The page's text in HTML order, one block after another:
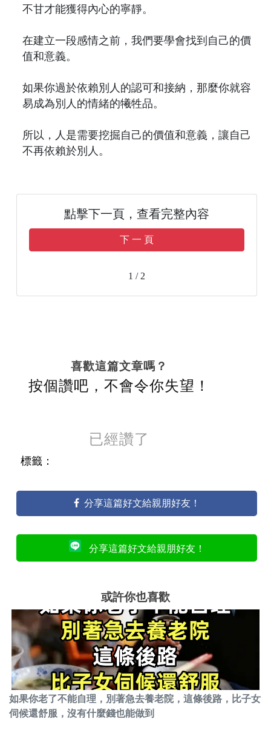
不甘才能獲得內心的寧靜。
在建立一段感情之前，我們要學會找到自己的價
值和意義。
如果你過於依賴別人的認可和接納，那麼你就容
易成為別人的情緒的犧牲品。
所以，人是需要挖掘自己的價值和意義，讓自己
不再依賴於別人。
點擊下一頁，查看完整內容
下 一 頁
1 / 2
喜歡這篇文章嗎？
按個讚吧，不會令你失望！
已經讚了
標籤：
分享這篇好文給親朋好友！
分享這篇好文給親朋好友！
或許你也喜歡
如果你老了不能自理，別著急去養老院，這條後路，比子女
伺候還舒服，沒有什麼錢也能做到